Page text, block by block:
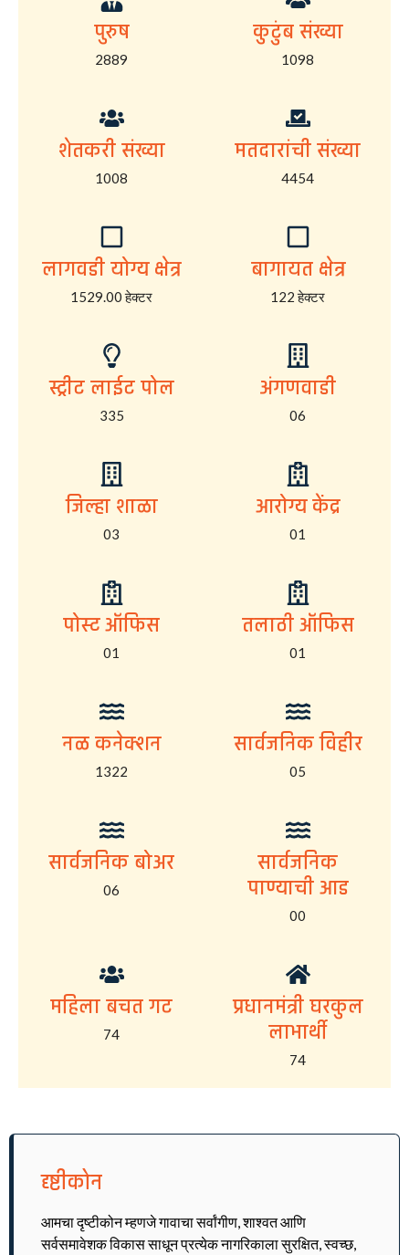
पुरुष
2889
कुटुंब संख्या
1098
शेतकरी संख्या
1008
मतदारांची संख्या
4454
लागवडी योग्य क्षेत्र
1529.00 हेक्टर
बागायत क्षेत्र
122 हेक्टर
स्ट्रीट लाईट पोल
335
अंगणवाडी
06
जिल्हा शाळा
03
आरोग्य केंद्र
01
पोस्ट ऑफिस
01
तलाठी ऑफिस
01
नळ कनेक्शन
1322
सार्वजनिक विहीर
05
सार्वजनिक बोअर
06
सार्वजनिक
पाण्याची आड
00
महिला बचत गट
74
प्रधानमंत्री घरकुल
लाभार्थी
74
दृष्टीकोन
आमचा दृष्टीकोन म्हणजे गावाचा सर्वांगीण, शाश्वत आणि
सर्वसमावेशक विकास साधून प्रत्येक नागरिकाला सुरक्षित, स्वच्छ,